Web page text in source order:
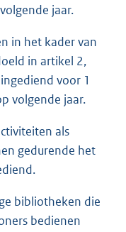
jaar.
in het kader van
in artikel 2,
voor 1
volgende jaar.
als
gedurende het
bibliotheken die
bedienen